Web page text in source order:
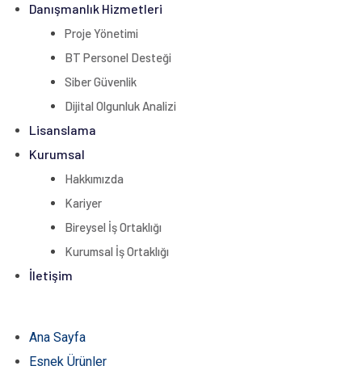
Danışmanlık Hizmetleri
Proje Yönetimi
BT Personel Desteği
Siber Güvenlik
Dijital Olgunluk Analizi
Lisanslama
Kurumsal
Hakkımızda
Kariyer
Bireysel İş Ortaklığı
Kurumsal İş Ortaklığı
İletişim
Ana Sayfa
Esnek Ürünler